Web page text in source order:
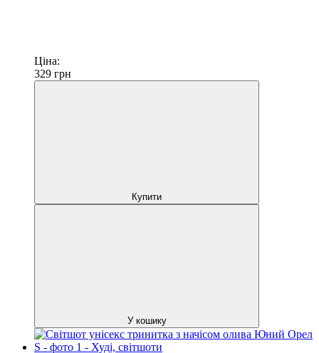
Ціна:
329 грн
Купити
У кошику